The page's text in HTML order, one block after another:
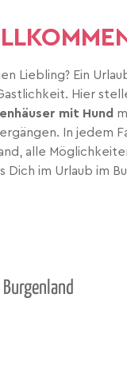
Liebling? Ein
Hier
mit Hund
In jedem
alle
Dich im Urlaub im